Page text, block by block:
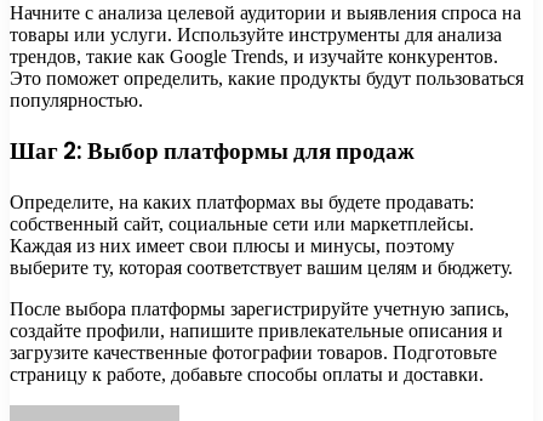
Начните с анализа целевой аудитории и выявления спроса на
товары или услуги. Используйте инструменты для анализа
трендов, такие как Google Trends, и изучайте конкурентов.
Это поможет определить, какие продукты будут пользоваться
популярностью.
Шаг 2: Выбор платформы для продаж
Определите, на каких платформах вы будете продавать:
собственный сайт, социальные сети или маркетплейсы.
Каждая из них имеет свои плюсы и минусы, поэтому
выберите ту, которая соответствует вашим целям и бюджету.
После выбора платформы зарегистрируйте учетную запись,
создайте профили, напишите привлекательные описания и
загрузите качественные фотографии товаров. Подготовьте
страницу к работе, добавьте способы оплаты и доставки.